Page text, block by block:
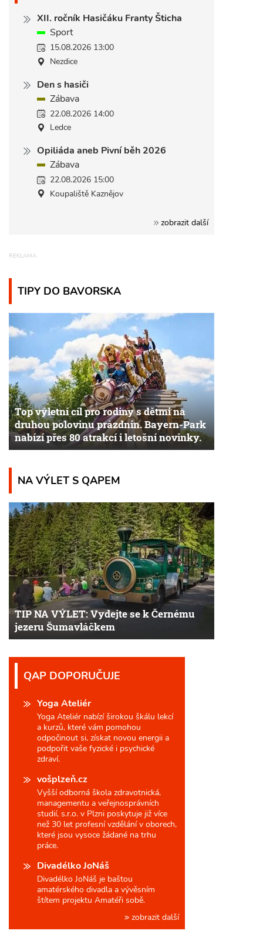
XII. ročník Hasičáku Franty Šticha
Sport
15.08.2026 13:00
Nezdice
Den s hasiči
Zábava
22.08.2026 14:00
Ledce
Opiliáda aneb Pivní běh 2026
Zábava
22.08.2026 15:00
Koupaliště Kaznějov
zobrazit další
TIPY DO BAVORSKA
Top výletní cíl pro rodiny s dětmi na
druhou polovinu prázdnin. Bayern-Park
nabízí přes 80 atrakcí i letošní novinky.
NA VÝLET S QAPEM
TIP NA VÝLET: Vydejte se k Černému
jezeru Šumavláčkem
QAP DOPORUČUJE
Yoga Ateliér
Yoga Ateliér nabízí širokou škálu lekcí
a kurzů, které vám pomohou
odpočinout si, získat novou energii a
podpořit vaše fyzické i psychické
zdraví.
vošplzeň.cz
Vyšší odborná škola zdravotnická,
managementu a veřejnosprávních
studií, s.r.o. v Plzni poskytuje již více
než 30 let profesní vzdělání v oborech,
které jsou vysoce žádané na trhu
práce.
Divadélko JoNáš
Divadélko JoNáš je baštou
amatérského divadla a vývěsním
štítem projektu Amatéři sobě.
zobrazit další